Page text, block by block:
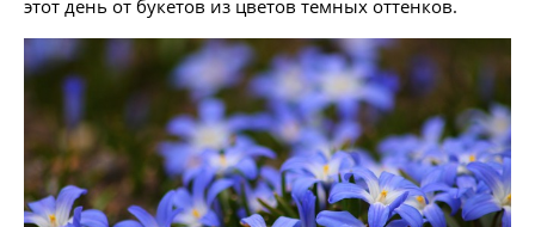
этот день от букетов из цветов темных оттенков.